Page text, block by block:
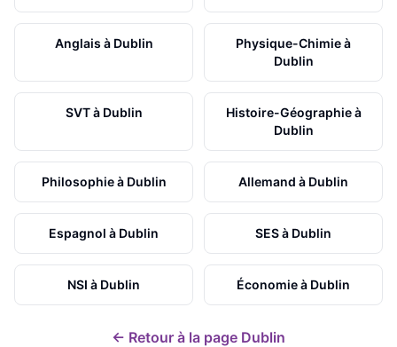
Anglais à Dublin Physique-Chimieà
Dublin
SVTà Dublin Histoire-Géographieà
Dublin
Philosophieà Dublin Allemand à Dublin
Espagnol à Dublin SESà Dublin
NSI à Dublin Économieà Dublin
← Retour à la page Dublin